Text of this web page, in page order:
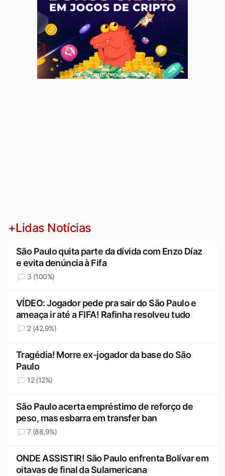
Jogue com responsabilidade. 18+
+Lidas Notícias
São Paulo quita parte da dívida com Enzo Díaz
e evita denúncia à Fifa
3 (100%)
VÍDEO: Jogador pede pra sair do São Paulo e
ameaça ir até a FIFA! Rafinha resolveu tudo
2 (42,9%)
Tragédia! Morre ex-jogador da base do São
Paulo
12 (12%)
São Paulo acerta empréstimo de reforço de
peso, mas esbarra em transfer ban
7 (88,9%)
ONDE ASSISTIR! São Paulo enfrenta Bolívar em
oitavas de final da Sulamericana